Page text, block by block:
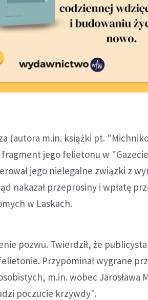
(autora m.in. książki pt.
jego felietonu w
jego nielegalne związki z
nakazał przeprosiny i wpłatę
w Laskach.
pozwu. Twierdził, że
Przypominał wygrane
m.in. wobec Jarosława
poczucie krzywdy".